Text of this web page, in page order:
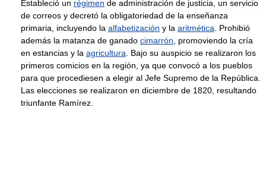
Estableció un régimen de administración de justicia, un servicio
de correos y decretó la obligatoriedad de la enseñanza
primaria, incluyendo la alfabetización y la aritmética . Prohibió
además la matanza de ganado cimarrón , promoviendo la cría
en estancias y la agricultura . Bajo su auspicio se realizaron los
primeros comicios en la región, ya que convocó a los pueblos
para que procediesen a elegir al Jefe Supremo de la República.
Las elecciones se realizaron en diciembre de 1820, resultando
triunfante Ramírez.